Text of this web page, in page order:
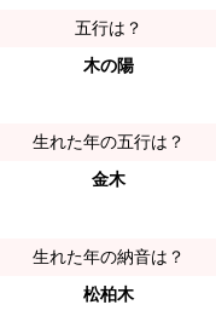
五行は？
木の陽
生れた年の五行は？
金木
生れた年の納音は？
松柏木